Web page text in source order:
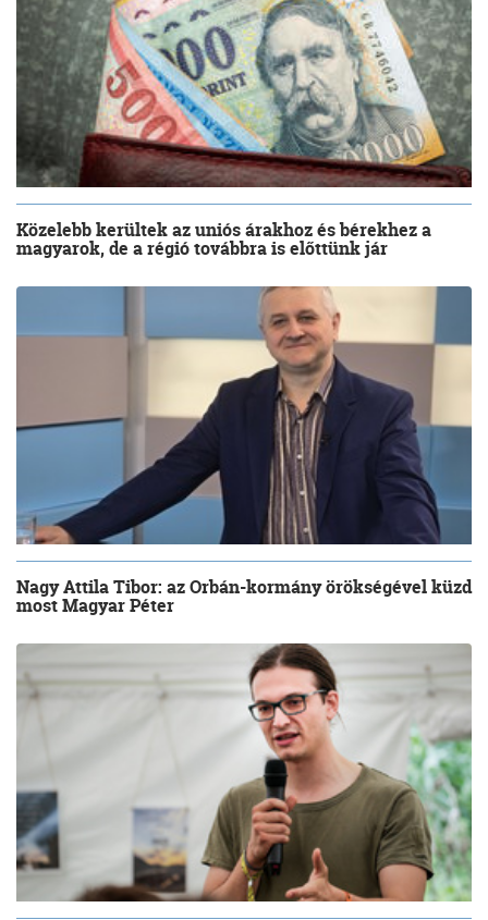
Közelebb kerültek az uniós árakhoz és bérekhez a
magyarok, de a régió továbbra is előttünk jár
Nagy Attila Tibor: az Orbán-kormány örökségével küzd
most Magyar Péter